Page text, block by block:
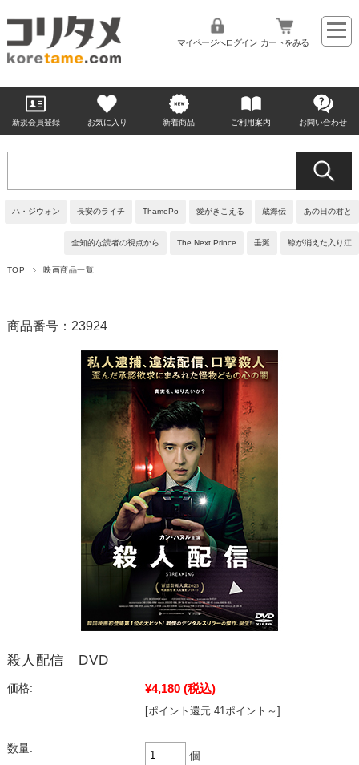
マイページへログイン カートをみる
新規会員登録 お気に入り 新着商品 ご利用案内 お問い合わせ
ハ・ジウォン 長安のライチ ThamePo 愛がきこえる 蔵海伝 あの日の君と
全知的な読者の視点から The Next Prince 垂涎 鯨が消えた入り江
TOP 映画商品一覧
商品番号：23924
殺人配信 DVD
価格: ¥4,180 (税込)
[ポイント還元 41ポイント～]
数量:
個